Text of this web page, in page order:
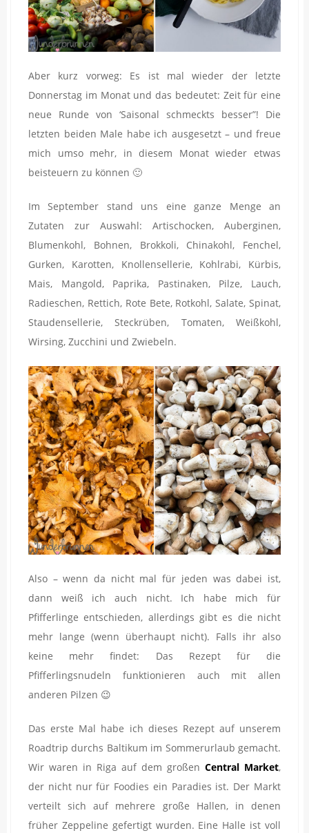
Aber kurz vorweg: Es ist mal wieder der letzte
Donnerstag im Monat und das bedeutet: Zeit für eine
neue Runde von ‘Saisonal schmeckts besser”! Die
letzten beiden Male habe ich ausgesetzt – und freue
mich umso mehr, in diesem Monat wieder etwas
beisteuern zu können 🙂
Im September stand uns eine ganze Menge an
Zutaten zur Auswahl: Artischocken, Auberginen,
Blumenkohl, Bohnen, Brokkoli, Chinakohl, Fenchel,
Gurken, Karotten, Knollensellerie, Kohlrabi, Kürbis,
Mais, Mangold, Paprika, Pastinaken, Pilze, Lauch,
Radieschen, Rettich, Rote Bete, Rotkohl, Salate, Spinat,
Staudensellerie, Steckrüben, Tomaten, Weißkohl,
Wirsing, Zucchini und Zwiebeln.
Also – wenn da nicht mal für jeden was dabei ist,
dann weiß ich auch nicht. Ich habe mich für
Pfifferlinge entschieden, allerdings gibt es die nicht
mehr lange (wenn überhaupt nicht). Falls ihr also
keine mehr findet: Das Rezept für die
Pfifferlingsnudeln funktionieren auch mit allen
anderen Pilzen 😉
Das erste Mal habe ich dieses Rezept auf unserem
Roadtrip durchs Baltikum im Sommerurlaub gemacht.
Wir waren in Riga auf dem großen Central Market,
der nicht nur für Foodies ein Paradies ist. Der Markt
verteilt sich auf mehrere große Hallen, in denen
früher Zeppeline gefertigt wurden. Eine Halle ist voll